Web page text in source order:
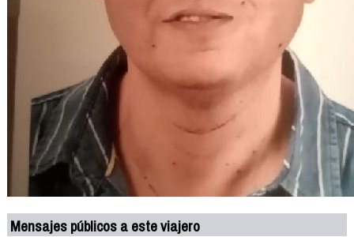
Mensajes públicos a este viajero